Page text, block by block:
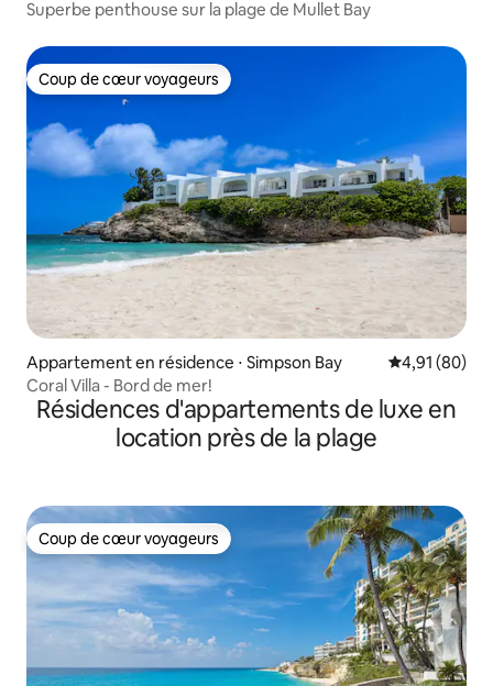
Superbe penthouse sur la plage de Mullet Bay
Coup de cœur voyageurs
Coup de cœur voyageurs
Appartement en résidence ⋅ Simpson Bay Évaluation
4,91 (80)
Coral Villa - Bord de mer!
Résidences d'appartements de luxe en
location près de la plage
Coup de cœur voyageurs
Coup de cœur voyageurs